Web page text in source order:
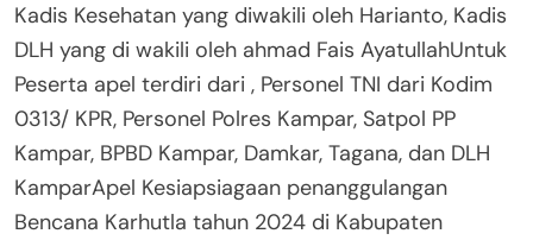
Kadis Kesehatan yang diwakili oleh Harianto, Kadis
DLH yang di wakili oleh ahmad Fais AyatullahUntuk
Peserta apel terdiri dari , Personel TNI dari Kodim
0313/ KPR, Personel Polres Kampar, Satpol PP
Kampar, BPBD Kampar, Damkar, Tagana, dan DLH
KamparApel Kesiapsiagaan penanggulangan
Bencana Karhutla tahun 2024 di Kabupaten